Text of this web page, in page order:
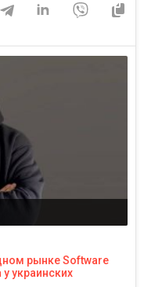
работников и текущей
стала самой
рынке Software
украинских